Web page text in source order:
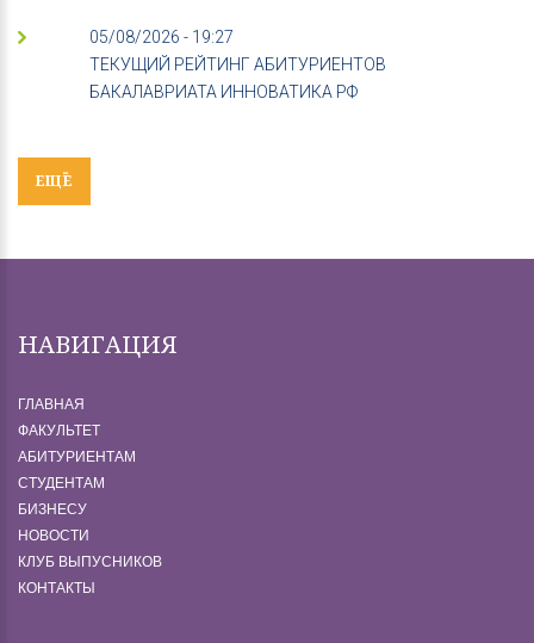
05/08/2026 - 19:27
ТЕКУЩИЙ РЕЙТИНГ АБИТУРИЕНТОВ
БАКАЛАВРИАТА ИННОВАТИКА РФ
ЕЩЁ
НАВИГАЦИЯ
ГЛАВНАЯ
ФАКУЛЬТЕТ
АБИТУРИЕНТАМ
СТУДЕНТАМ
БИЗНЕСУ
НОВОСТИ
КЛУБ ВЫПУСНИКОВ
КОНТАКТЫ